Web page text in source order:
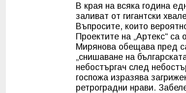
В края на всяка година
заливат от гигантски
Въпросите, които
Проектите на „Артекс“
Мирянова обещава пред
„снишаване на
небостъргач след
госпожа изразява
ретроградни нрави.